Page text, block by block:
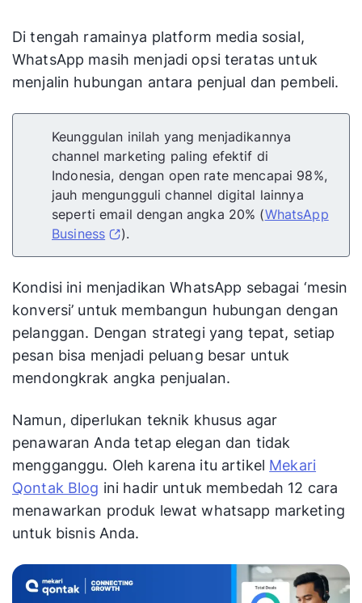
Di tengah ramainya platform media sosial,
WhatsApp masih menjadi opsi teratas untuk
menjalin hubungan antara penjual dan pembeli.
Keunggulan inilah yang menjadikannya
channel marketing paling efektif di
Indonesia, dengan open rate mencapai 98%,
jauh mengungguli channel digital lainnya
seperti email dengan angka 20% (WhatsApp
Business
).
Kondisi ini menjadikan WhatsApp sebagai ‘mesin
konversi’ untuk membangun hubungan dengan
pelanggan. Dengan strategi yang tepat, setiap
pesan bisa menjadi peluang besar untuk
mendongkrak angka penjualan.
Namun, diperlukan teknik khusus agar
penawaran Anda tetap elegan dan tidak
mengganggu. Oleh karena itu artikel Mekari
Qontak Blog ini hadir untuk membedah 12 cara
menawarkan produk lewat whatsapp marketing
untuk bisnis Anda.